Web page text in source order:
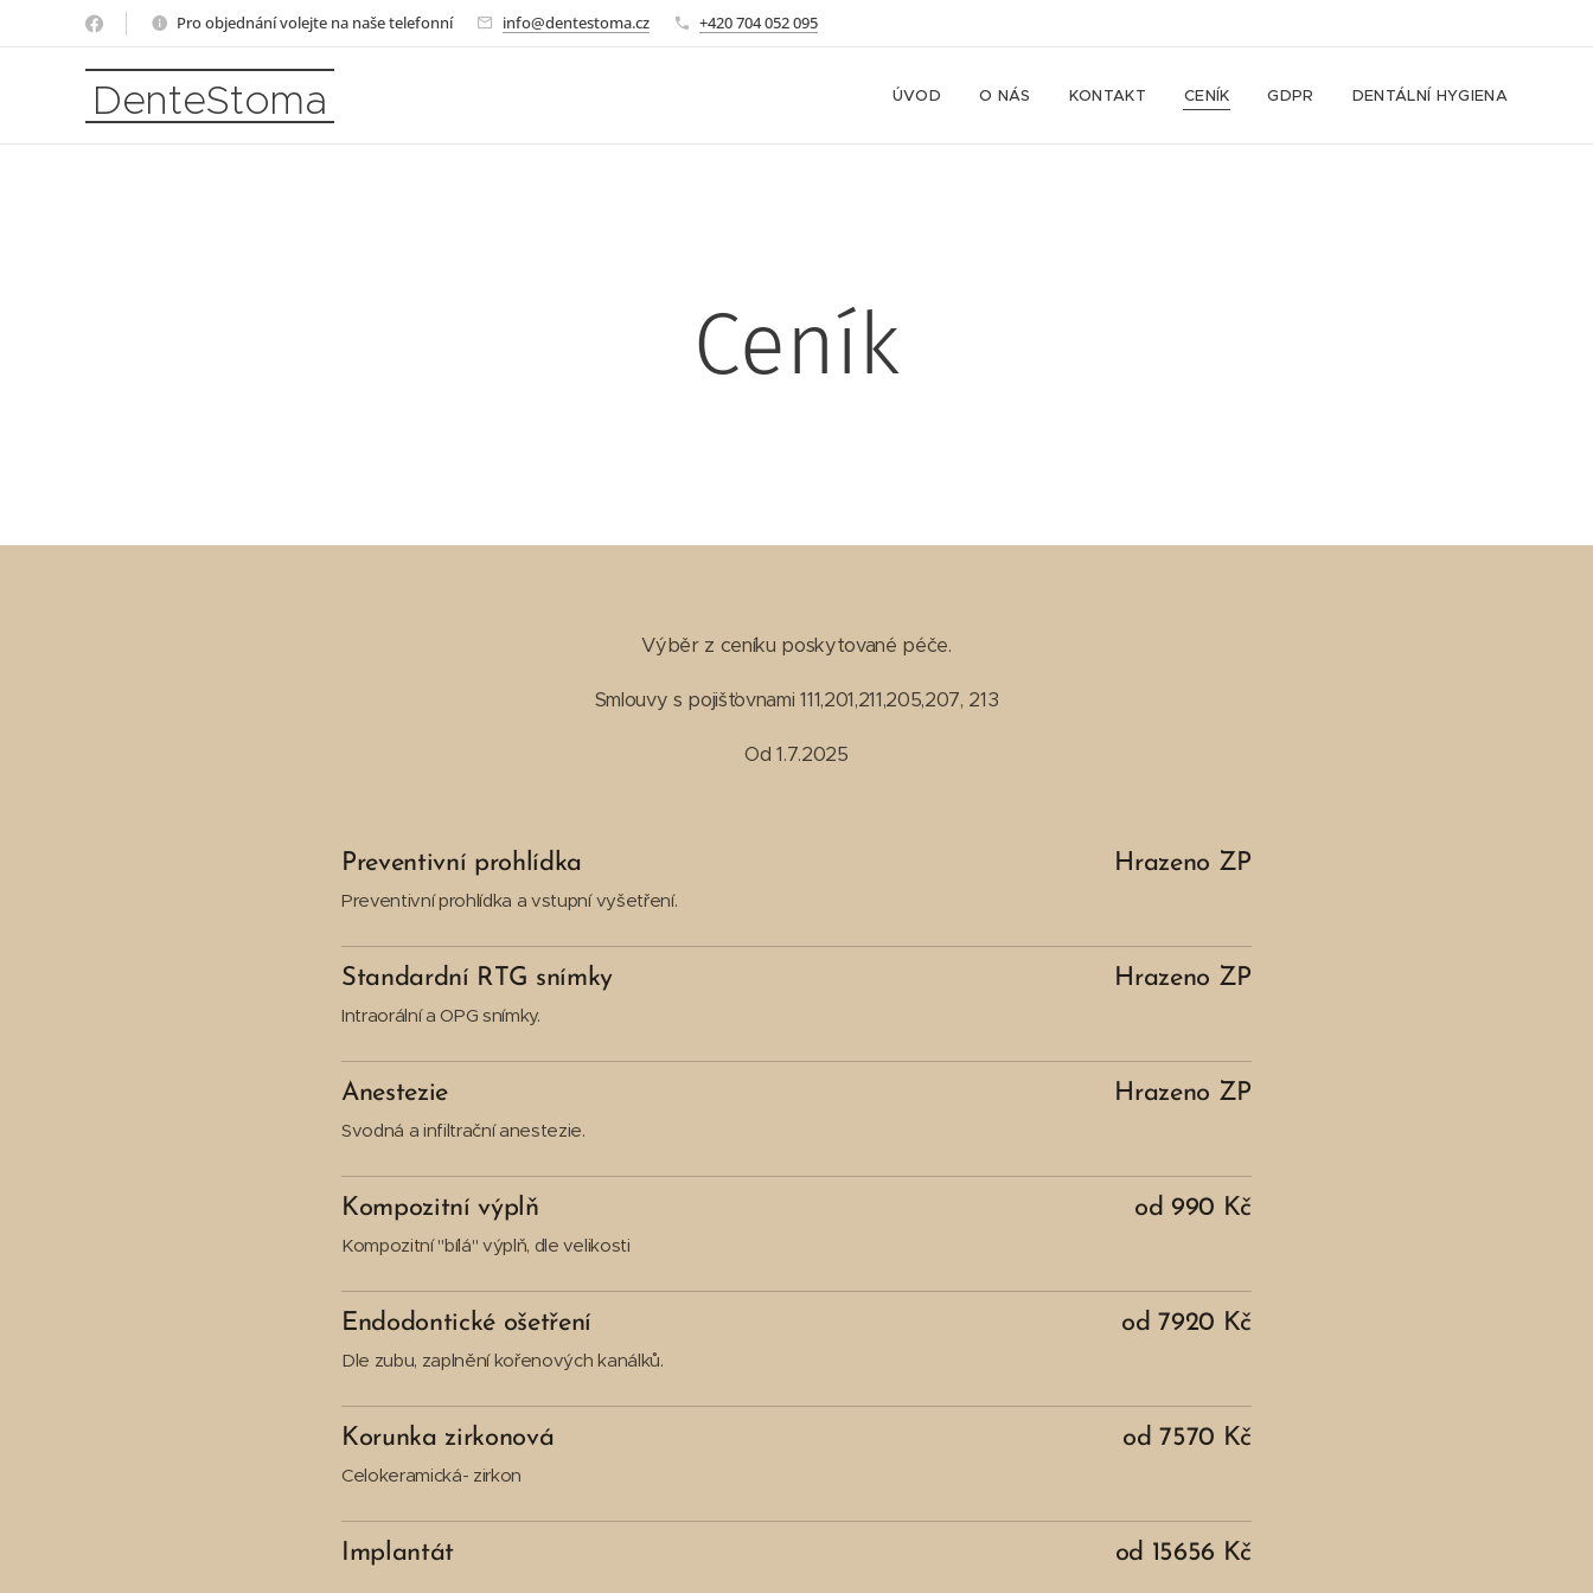
Pro objednání volejte na naše telefonní info@dentestoma.cz +420 704 052 095
DenteStoma ÚVOD O NÁS KONTAKT CENÍK GDPR DENTÁLNÍ HYGIENA
Ceník
Výběr z ceníku poskytované péče.
Smlouvy s pojišťovnami 111,201,211,205,207, 213
Od 1.7.2025
Preventivní prohlídka
Preventivní prohlídka a vstupní vyšetření.
Hrazeno ZP
Standardní RTG snímky
Intraorální a OPG snímky.
Hrazeno ZP
Anestezie
Svodná a infiltrační anestezie.
Hrazeno ZP
Kompozitní výplň
Kompozitní "bílá" výplň, dle velikosti
od 990 Kč
Endodontické ošetření
Dle zubu, zaplnění kořenových kanálků.
od 7920 Kč
Korunka zirkonová
Celokeramická- zirkon
od 7570 Kč
Implantát od 15656 Kč